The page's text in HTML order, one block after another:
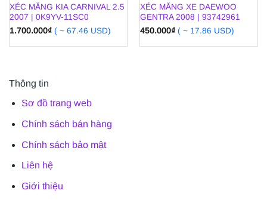
XÉC MĂNG KIA CARNIVAL 2.5
2007 | 0K9YV-11SC0
1.700.000₫ ( ~ 67.46 USD)
XÉC MĂNG XE DAEWOO
GENTRA 2008 | 93742961
450.000₫ ( ~ 17.86 USD)
Thông tin
Sơ đồ trang web
Chính sách bán hàng
Chính sách bảo mật
Liên hệ
Giới thiệu